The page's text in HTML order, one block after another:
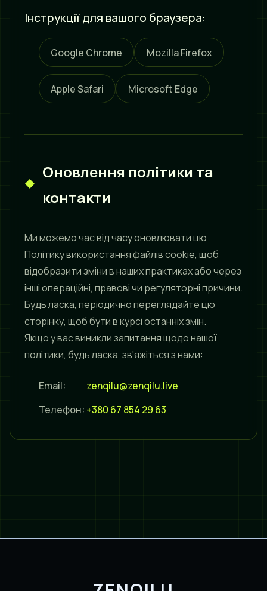
Інструкції для вашого браузера:
Google Chrome Mozilla Firefox
Apple Safari Microsoft Edge
Оновлення політики та
контакти
Ми можемо час від часу оновлювати цю
Політику використання файлів cookie, щоб
відобразити зміни в наших практиках або через
інші операційні, правові чи регуляторні причини.
Будь ласка, періодично переглядайте цю
сторінку, щоб бути в курсі останніх змін.
Якщо у вас виникли запитання щодо нашої
політики, будь ласка, зв'яжіться з нами:
Email:
zenqilu@zenqilu.live
Телефон: +380 67 854 29 63